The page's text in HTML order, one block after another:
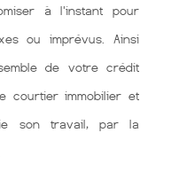
à l'instant pour
ou imprévus. Ainsi
de votre crédit
courtier immobilier et
son travail, par la